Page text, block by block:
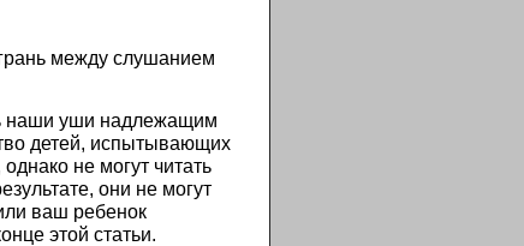
между слушанием
наши уши надлежащим
детей, испытывающих
не могут читать
они не могут
ваш ребенок
этой статьи.